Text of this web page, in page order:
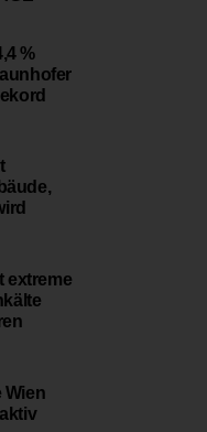
%
extreme
Wien